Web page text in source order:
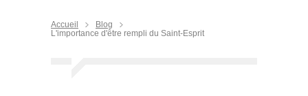
Accueil
Blog
L'importance d'être rempli du Saint-Esprit